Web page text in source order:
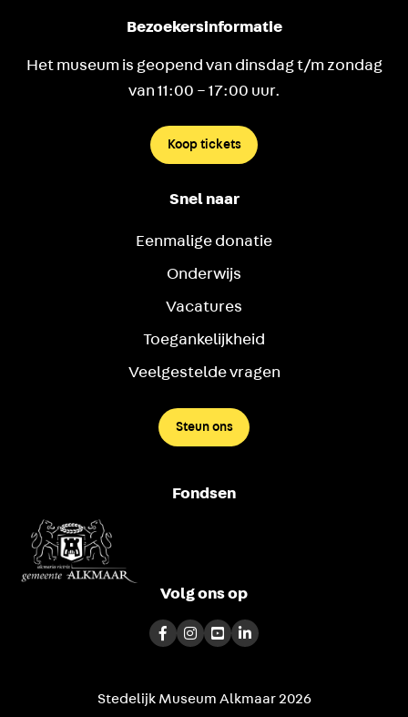
Bezoekersinformatie
Het museum is geopend van dinsdag t/m zondag
van 11:00 – 17:00 uur.
Koop tickets
Snel naar
Eenmalige donatie
Onderwijs
Vacatures
Toegankelijkheid
Veelgestelde vragen
Steun ons
Fondsen
Volg ons op
Stedelijk Museum Alkmaar 2026